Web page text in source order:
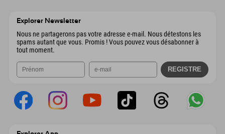
Explorer Newsletter
Nous ne partagerons pas votre adresse e-mail. Nous détestons les
spams autant que vous. Promis ! Vous pouvez vous désabonner à
tout moment.